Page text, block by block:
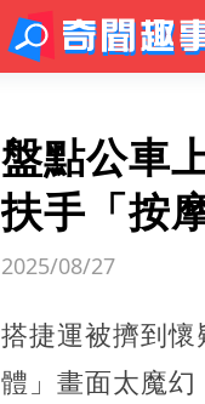
盤點公車
扶手「按
2025/08/27
搭捷運被擠到
體」畫面太魔